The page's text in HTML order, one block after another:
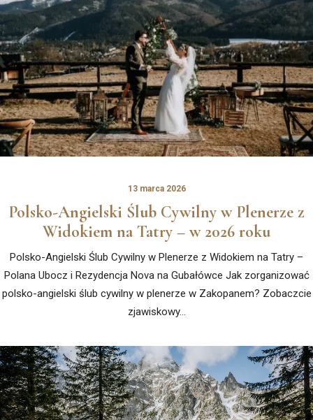
13 marca 2026
Polsko-Angielski Ślub Cywilny w Plenerze z
Widokiem na Tatry – w 2026 roku
Polsko-Angielski Ślub Cywilny w Plenerze z Widokiem na Tatry –
Polana Ubocz i Rezydencja Nova na Gubałówce Jak zorganizować
polsko-angielski ślub cywilny w plenerze w Zakopanem? Zobaczcie
zjawiskowy…